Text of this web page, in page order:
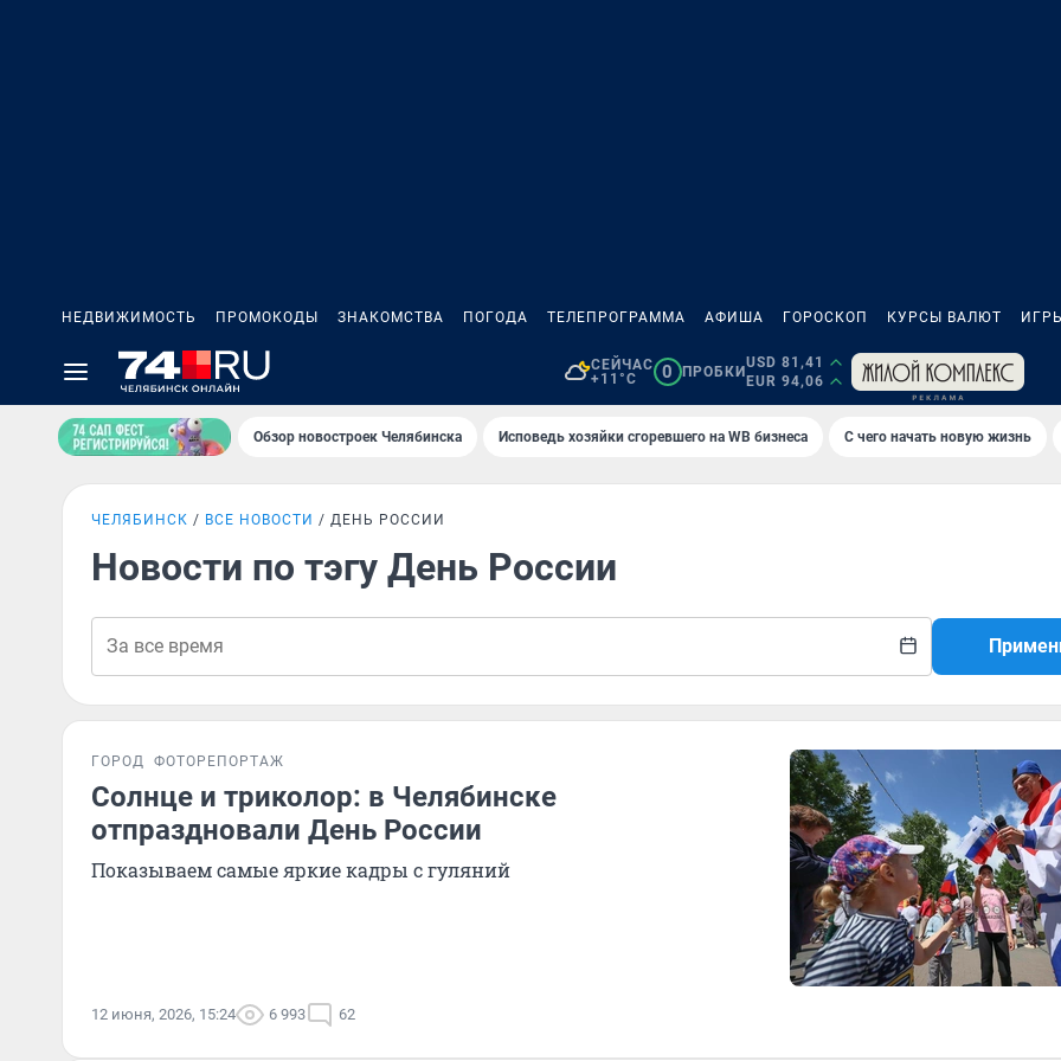
НЕДВИЖИМОСТЬ ПРОМОКОДЫ ЗНАКОМСТВА ПОГОДА ТЕЛЕПРОГРАММА АФИША ГОРОСКОП КУРСЫ ВАЛЮТ
СЕЙЧАС
+11°C
0 ПРОБКИ
USD 81,41
EUR 94,06
Обзор новостроек Челябинска Исповедь хозяйки сгоревшего на WB бизнеса С чего начать новую жизнь
ЧЕЛЯБИНСК ВСЕ НОВОСТИ ДЕНЬ РОССИИ
Новости по тэгу День России
ГОРОД ФОТОРЕПОРТАЖ
Солнце и триколор: в Челябинске
отпраздновали День России
Показываем самые яркие кадры с гуляний
12 июня, 2026, 15:24 6 993 62